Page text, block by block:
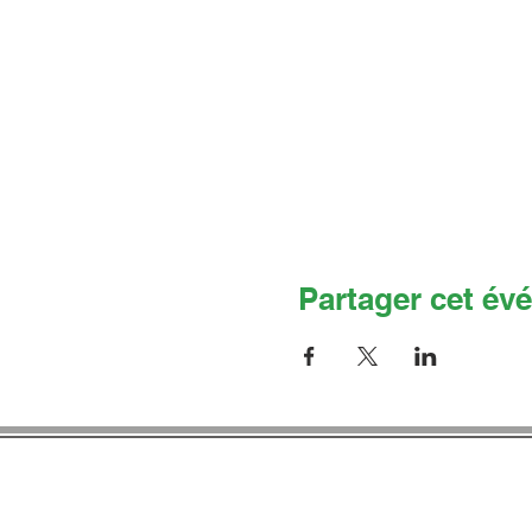
Partager cet